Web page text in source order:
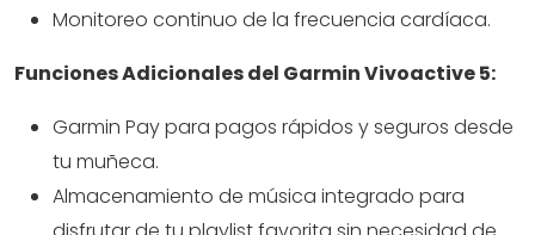
Monitoreo continuo de la frecuencia cardíaca.
Funciones Adicionales del Garmin Vivoactive 5:
Garmin Pay para pagos rápidos y seguros desde
tu muñeca.
Almacenamiento de música integrado para